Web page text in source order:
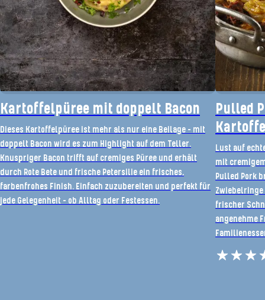
Kartoffelpüree mit doppelt Bacon
Dieses Kartoffelpüree ist mehr als nur eine Beilage – mit
doppelt Bacon wird es zum Highlight auf dem Teller.
Knuspriger Bacon trifft auf cremiges Püree und erhält
durch Rote Bete und frische Petersilie ein frisches,
farbenfrohes Finish. Einfach zuzubereiten und perfekt für
jede Gelegenheit – ob Alltag oder Festessen.
Pulled
Lust auf
mit
Pulled Pork
Zwiebelringe
frischer
angenehme